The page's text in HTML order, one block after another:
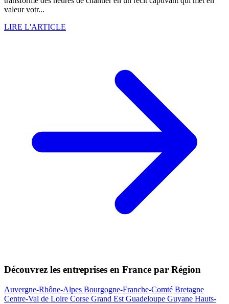
valeur votr...
LIRE L'ARTICLE
Découvrez les entreprises en France par Région
Auvergne-Rhône-Alpes Bourgogne-Franche-Comté Bretagne
Centre-Val de Loire Corse Grand Est Guadeloupe Guyane Hauts-